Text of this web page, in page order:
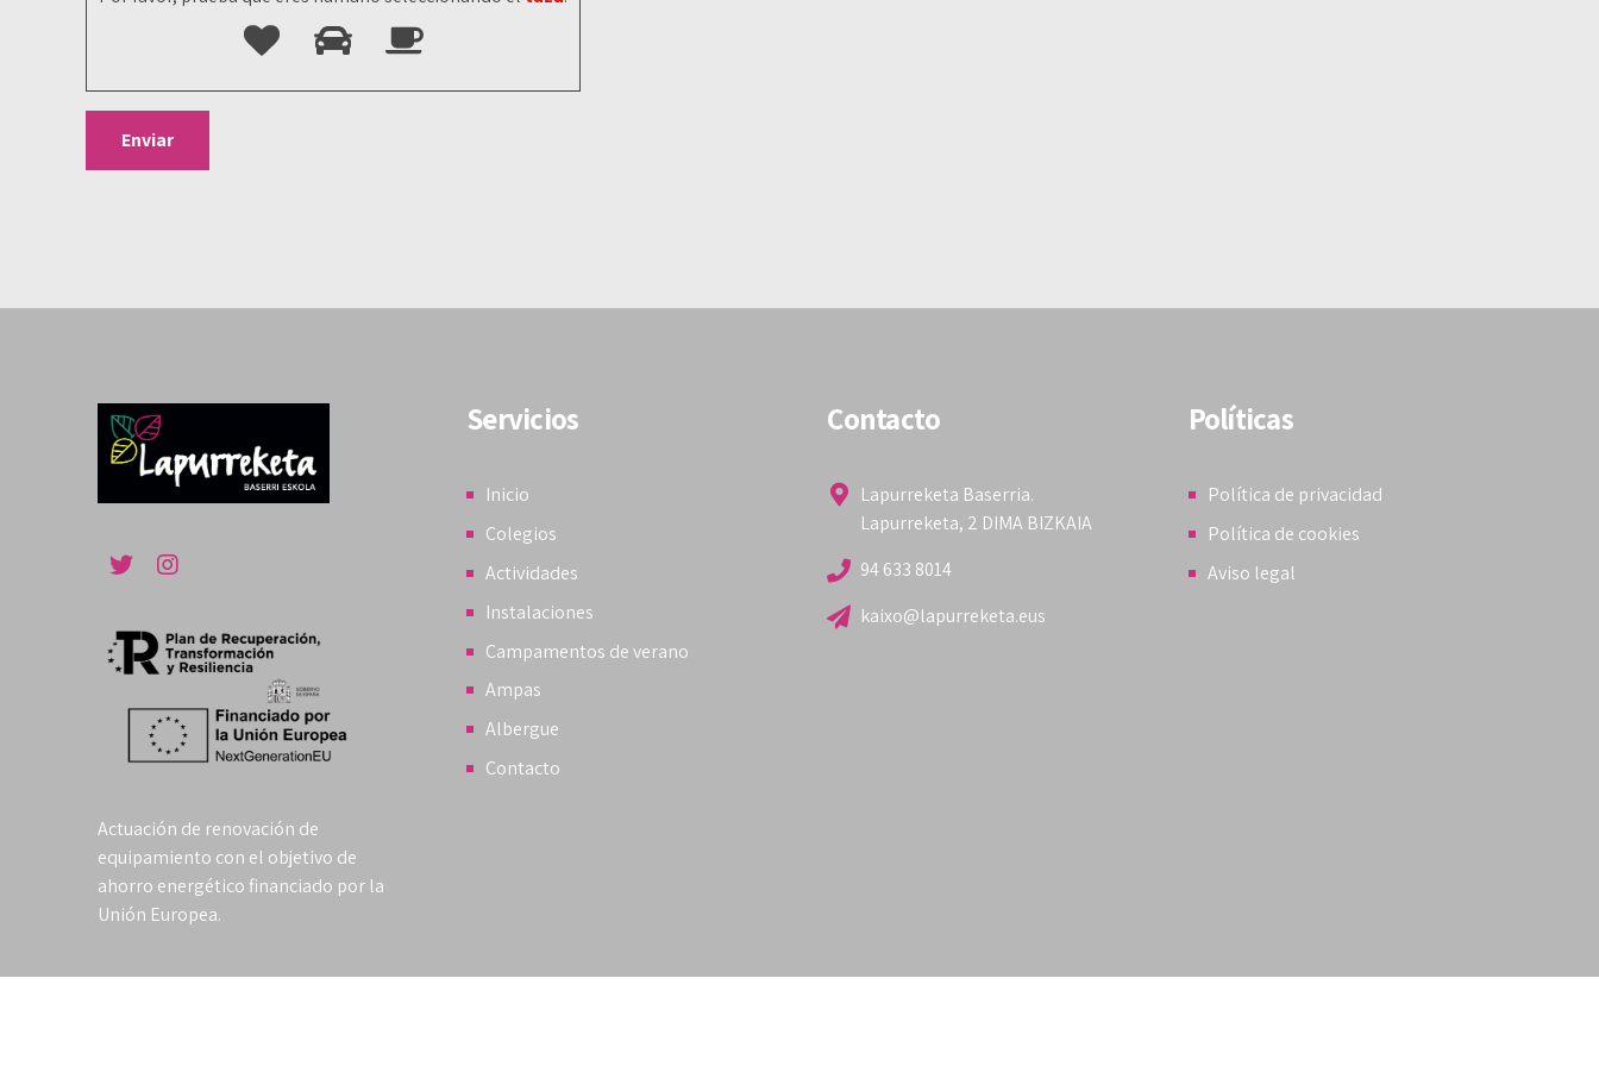
Actuación de renovación de
equipamiento con el objetivo de
ahorro energético financiado por la
Unión Europea.
Servicios
Inicio
Colegios
Actividades
Instalaciones
Campamentos de verano
Ampas
Albergue
Contacto
Contacto
Lapurreketa Baserria.
Lapurreketa, 2 DIMA BIZKAIA
94 633 8014
kaixo@lapurreketa.eus
Políticas
Política de privacidad
Política de cookies
Aviso legal